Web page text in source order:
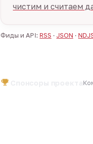
чистим и считаем
Фиды и API: RSS · JSON ·